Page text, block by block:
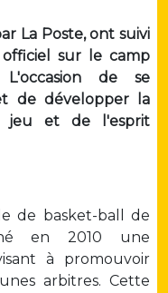
La Poste, ont suivi
sur le camp
L'occasion de se
de développer la
jeu et de l'esprit
de basket-ball de
en 2010 une
à promouvoir
arbitres. Cette